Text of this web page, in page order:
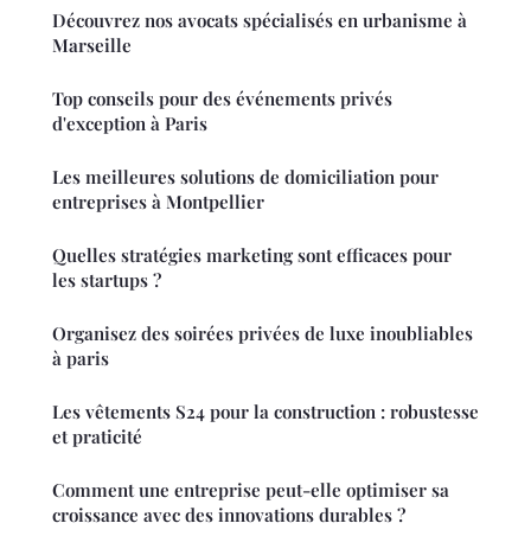
Découvrez nos avocats spécialisés en urbanisme à
Marseille
Top conseils pour des événements privés
d'exception à Paris
Les meilleures solutions de domiciliation pour
entreprises à Montpellier
Quelles stratégies marketing sont efficaces pour
les startups ?
Organisez des soirées privées de luxe inoubliables
à paris
Les vêtements S24 pour la construction : robustesse
et praticité
Comment une entreprise peut-elle optimiser sa
croissance avec des innovations durables ?